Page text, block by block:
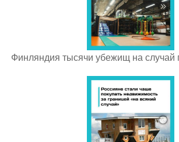
Финляндия тысячи убежищ на случай